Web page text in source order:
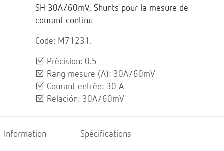
SH 30A/60mV, Shunts pour la mesure de
courant continu
Code: M71231.
Précision: 0.5
Rang mesure (A): 30A/60mV
Courant entrée: 30 A
Relación: 30A/60mV
Information Spécifications